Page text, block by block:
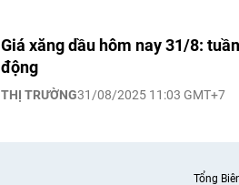
Giá xăng dầu hôm nay 31/8:
động
THỊ TRƯỜNG31/08/2025 11:03 GMT+7
Tổng